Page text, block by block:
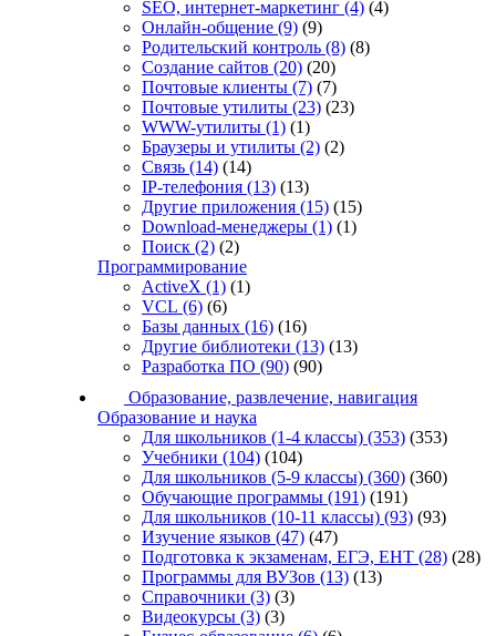
SEO, интернет-маркетинг (4) (4)
Онлайн-общение (9) (9)
Родительский контроль (8) (8)
Создание сайтов (20) (20)
Почтовые клиенты (7) (7)
Почтовые утилиты (23) (23)
WWW-утилиты (1) (1)
Браузеры и утилиты (2) (2)
Связь (14) (14)
IP-телефония (13) (13)
Другие приложения (15) (15)
Download-менеджеры (1) (1)
Поиск (2) (2)
Программирование
ActiveX (1) (1)
VCL (6) (6)
Базы данных (16) (16)
Другие библиотеки (13) (13)
Разработка ПО (90) (90)
Образование, развлечение, навигация
Образование и наука
Для школьников (1-4 классы) (353) (353)
Учебники (104) (104)
Для школьников (5-9 классы) (360) (360)
Обучающие программы (191) (191)
Для школьников (10-11 классы) (93) (93)
Изучение языков (47) (47)
Подготовка к экзаменам, ЕГЭ, ЕНТ (28) (28)
Программы для ВУЗов (13) (13)
Справочники (3) (3)
Видеокурсы (3) (3)